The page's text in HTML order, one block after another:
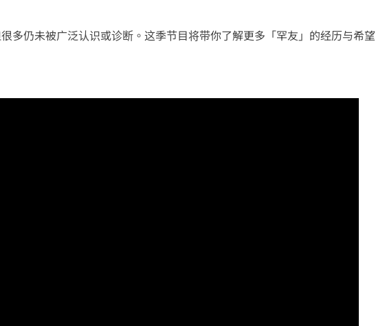
多仍未被广泛认识或诊断。这季节目将带你了解更多「罕友」的经历与希望